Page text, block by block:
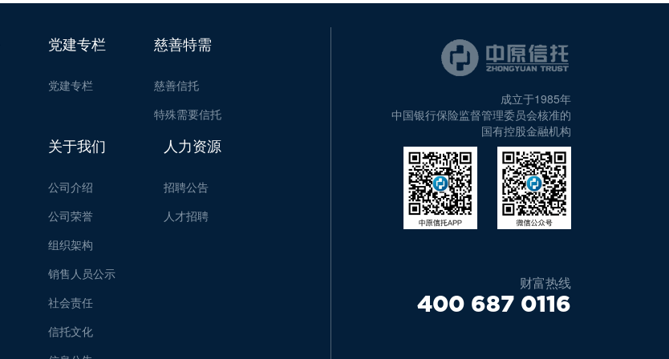
党建专栏
党建专栏
慈善特需
慈善信托
特殊需要信托
关于我们
公司介绍
公司荣誉
组织架构
销售人员公示
社会责任
信托文化
人力资源
招聘公告
人才招聘
成立于1985年
中国银行保险监督管理委员会核准的
国有控股金融机构
财富热线
400 687 0116